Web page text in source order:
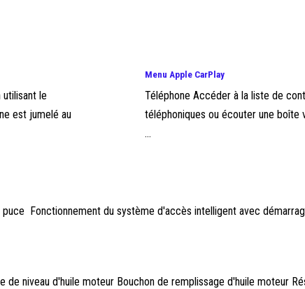
le
est jumelé au
Menu Apple CarPlay
Téléphone Accéder à la liste de
téléphoniques ou écouter une
...
Fonctionnement du système d'accès intelligent avec
niveau d'huile moteur Bouchon de remplissage d'huile moteur